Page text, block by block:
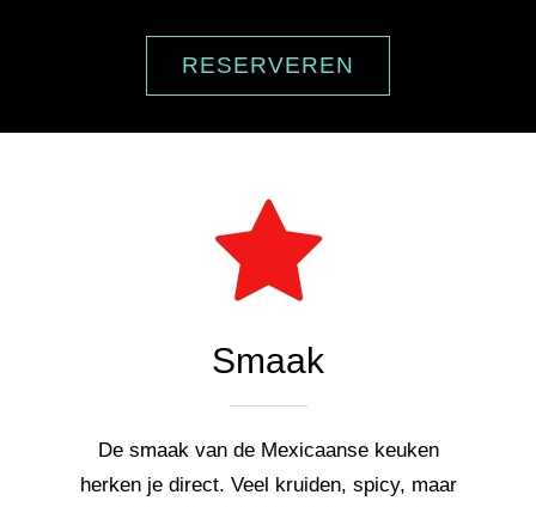
RESERVEREN
Smaak
De smaak van de Mexicaanse keuken
herken je direct. Veel kruiden, spicy, maar